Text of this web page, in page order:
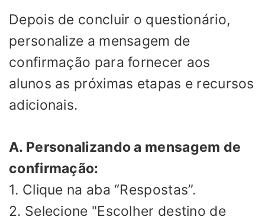
Depois de concluir o questionário,
personalize a mensagem de
confirmação para fornecer aos
alunos as próximas etapas e recursos
adicionais.
A. Personalizando a mensagem de
confirmação:
1. Clique na aba “Respostas”.
2. Selecione "Escolher destino de